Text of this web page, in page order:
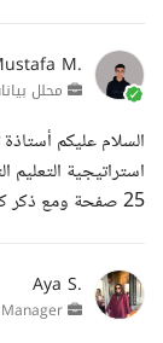
M.
محلل
السلام عليكم
25 صفحة ومع ذكر كافة المراجع...
Aya S.